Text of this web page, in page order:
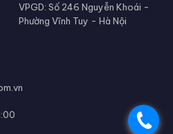
.
VPGD: Số 246 Nguyễn Khoái -
Phường Vĩnh Tuy - Hà Nội